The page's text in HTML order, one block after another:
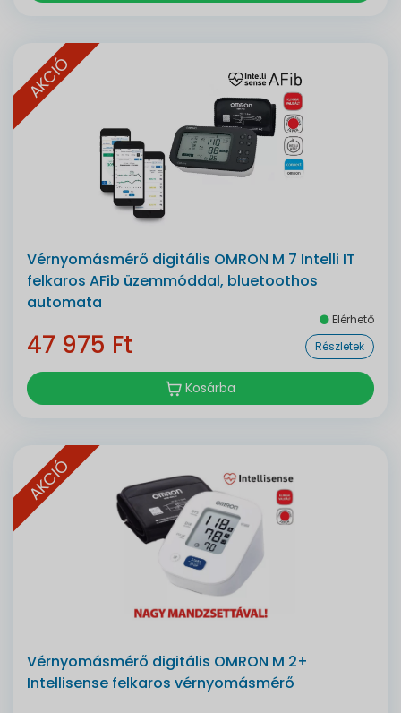
AKCIÓ
Vérnyomásmérő digitális OMRON M 7 Intelli IT
felkaros AFib üzemmóddal, bluetoothos
automata
Elérhető
47 975 Ft Részletek
Kosárba
AKCIÓ
Vérnyomásmérő digitális OMRON M 2+
Intellisense felkaros vérnyomásmérő